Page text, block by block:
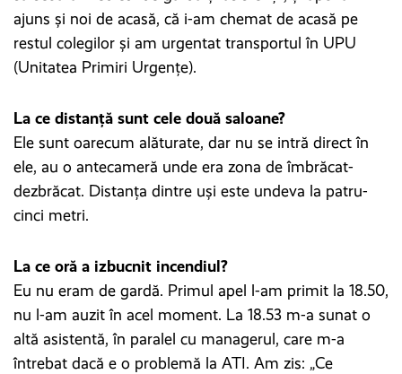
ajuns și noi de acasă, că i-am chemat de acasă pe
restul colegilor și am urgentat transportul în UPU
(Unitatea Primiri Urgențe).
La ce distanță sunt cele două saloane?
Ele sunt oarecum alăturate, dar nu se intră direct în
ele, au o antecameră unde era zona de îmbrăcat-
dezbrăcat. Distanța dintre uși este undeva la patru-
cinci metri.
La ce oră a izbucnit incendiul?
Eu nu eram de gardă. Primul apel l-am primit la 18.50,
nu l-am auzit în acel moment. La 18.53 m-a sunat o
altă asistentă, în paralel cu managerul, care m-a
întrebat dacă e o problemă la ATI. Am zis: „Ce